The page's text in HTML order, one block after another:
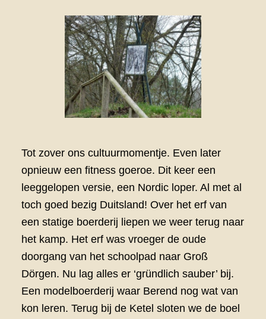
Tot zover ons cultuurmomentje. Even later
opnieuw een fitness goeroe. Dit keer een
leeggelopen versie, een Nordic loper. Al met al
toch goed bezig Duitsland! Over het erf van
een statige boerderij liepen we weer terug naar
het kamp. Het erf was vroeger de oude
doorgang van het schoolpad naar Groß
Dörgen. Nu lag alles er ‘gründlich sauber’ bij.
Een modelboerderij waar Berend nog wat van
kon leren. Terug bij de Ketel sloten we de boel